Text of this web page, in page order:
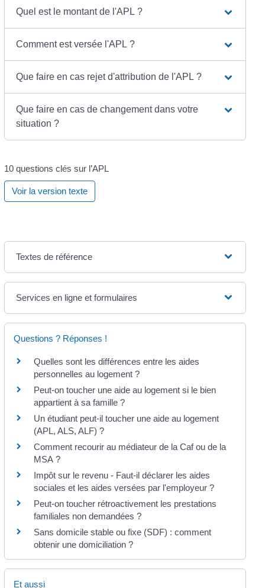
Quel est le montant de l'APL ?
Comment est versée l'APL ?
Que faire en cas rejet d'attribution de l'APL ?
Que faire en cas de changement dans votre
situation ?
10 questions clés sur l’APL
Voir la version texte
Textes de référence
Services en ligne et formulaires
Questions ? Réponses !
Quelles sont les différences entre les aides
personnelles au logement ?
Peut-on toucher une aide au logement si le bien
appartient à sa famille ?
Un étudiant peut-il toucher une aide au logement
(APL, ALS, ALF) ?
Comment recourir au médiateur de la Caf ou de la
MSA ?
Impôt sur le revenu - Faut-il déclarer les aides
sociales et les aides versées par l'employeur ?
Peut-on toucher rétroactivement les prestations
familiales non demandées ?
Sans domicile stable ou fixe (SDF) : comment
obtenir une domiciliation ?
Et aussi